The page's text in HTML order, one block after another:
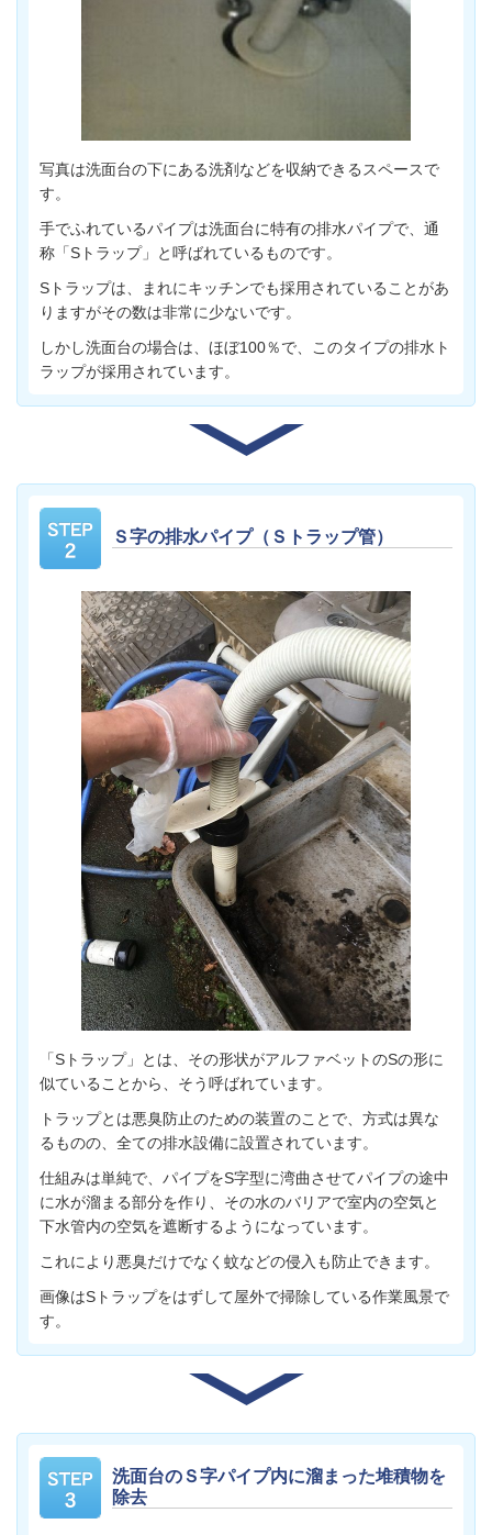
写真は洗面台の下にある洗剤などを収納できるスペースで
す。
手でふれているパイプは洗面台に特有の排水パイプで、通
称「Sトラップ」と呼ばれているものです。
Sトラップは、まれにキッチンでも採用されていることがあ
りますがその数は非常に少ないです。
しかし洗面台の場合は、ほぼ100％で、このタイプの排水ト
ラップが採用されています。
Ｓ字の排水パイプ（Ｓトラップ管）
「Sトラップ」とは、その形状がアルファベットのSの形に
似ていることから、そう呼ばれています。
トラップとは悪臭防止のための装置のことで、方式は異な
るものの、全ての排水設備に設置されています。
仕組みは単純で、パイプをS字型に湾曲させてパイプの途中
に水が溜まる部分を作り、その水のバリアで室内の空気と
下水管内の空気を遮断するようになっています。
これにより悪臭だけでなく蚊などの侵入も防止できます。
画像はSトラップをはずして屋外で掃除している作業風景で
す。
洗面台のＳ字パイプ内に溜まった堆積物を
除去